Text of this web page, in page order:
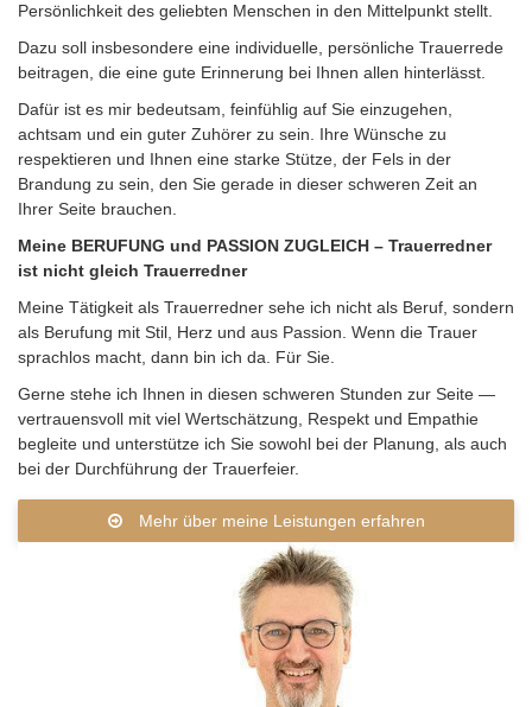
Persönlichkeit des geliebten Menschen in den Mittelpunkt stellt.
Dazu soll insbesondere eine individuelle, persönliche Trauerrede
beitragen, die eine gute Erinnerung bei Ihnen allen hinterlässt.
Dafür ist es mir bedeutsam, feinfühlig auf Sie einzugehen,
achtsam und ein guter Zuhörer zu sein. Ihre Wünsche zu
respektieren und Ihnen eine starke Stütze, der Fels in der
Brandung zu sein, den Sie gerade in dieser schweren Zeit an
Ihrer Seite brauchen.
Meine BERUFUNG und PASSION ZUGLEICH – Trauerredner
ist nicht gleich Trauerredner
Meine Tätigkeit als Trauerredner sehe ich nicht als Beruf, sondern
als Berufung mit Stil, Herz und aus Passion. Wenn die Trauer
sprachlos macht, dann bin ich da. Für Sie.
Gerne stehe ich Ihnen in diesen schweren Stunden zur Seite —
vertrauensvoll mit viel Wertschätzung, Respekt und Empathie
begleite und unterstütze ich Sie sowohl bei der Planung, als auch
bei der Durchführung der Trauerfeier.
Mehr über meine Leistungen erfahren